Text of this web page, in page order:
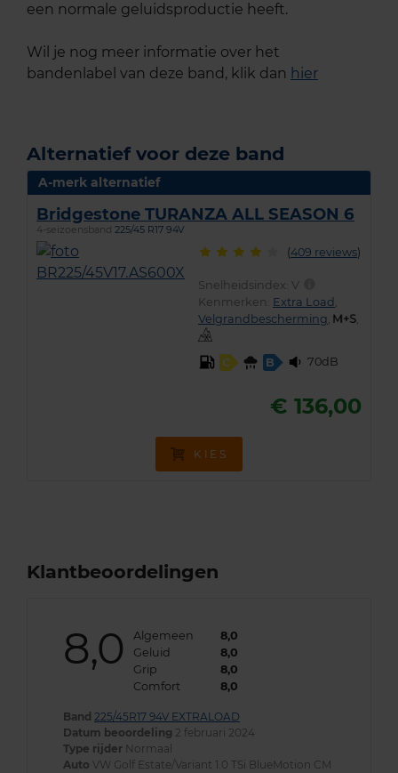
een normale geluidsproductie heeft.
Wil je nog meer informatie over het
bandenlabel van deze band, klik dan hier
Alternatief voor deze band
A-merk alternatief
Bridgestone TURANZA ALL SEASON 6
4-seizoensband 225/45 R17 94V
(409 reviews)
Snelheidsindex: V
Kenmerken: Extra Load
Velgrandbescherming
C B 70dB
€ 136,00
KIES
Klantbeoordelingen
8,0 Algemeen
8,0
Geluid
8,0
Grip
8,0
Comfort
8,0
Band 225/45R17 94V EXTRALOAD
Datum beoordeling 2 februari 2024
Type rijder Normaal
Auto VW Golf Estate/Variant 1.0 TSi BlueMotion CM